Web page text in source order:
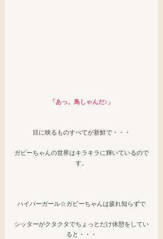
「あっ。鳥しゃんだ♪」
目に映るものすべてが新鮮で・・・
ガビーちゃんの世界はキラキラに輝いているので
す。
ハイパーガール☆ガビーちゃんは疲れ知らずで
シッターがクタクタでちょっとだけ休憩をしてい
ると・・・